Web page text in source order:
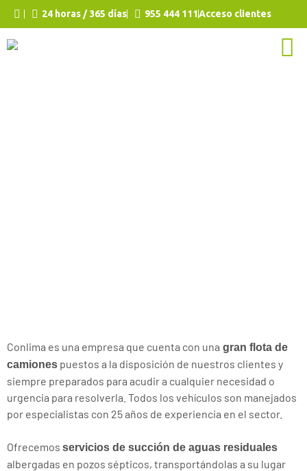
24 horas / 365 días 955 444 111Acceso clientes
Conlima es una empresa que cuenta con una gran flota de
camiones puestos a la disposición de nuestros clientes y
siempre preparados para acudir a cualquier necesidad o
urgencia para resolverla. Todos los vehículos son manejados
por especialistas con 25 años de experiencia en el sector.
Ofrecemos servicios de succión de aguas residuales
albergadas en pozos sépticos, transportándolas a su lugar